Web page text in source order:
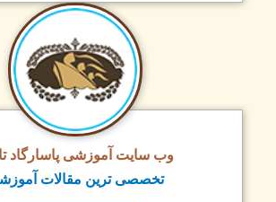
وب سایت آموزشی پاسارگاد تاباک
تخصصی ترین مقالات آموزشی